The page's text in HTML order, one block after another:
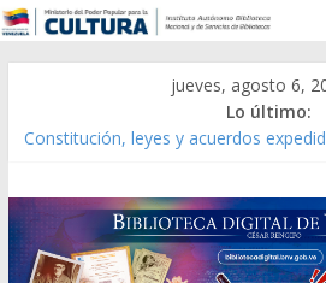
jueves, agosto 6,
Lo último:
Constitución, leyes y acuerdos
Modesta Bor Sánchez [material
Gaceta Oficial de la República de
Caracas 09 de marzo de 2006 N°